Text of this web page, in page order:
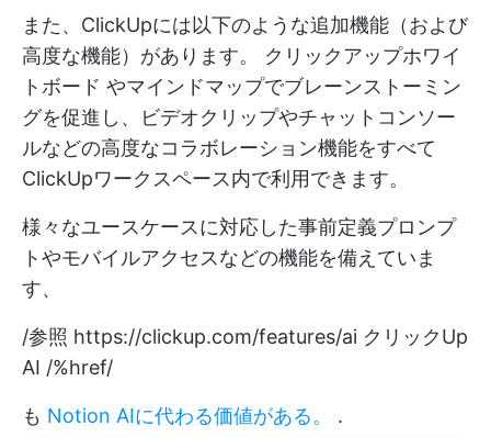
また、ClickUpには以下のような追加機能（および
高度な機能）があります。 クリックアップホワイ
トボード やマインドマップでブレーンストーミン
グを促進し、ビデオクリップやチャットコンソー
ルなどの高度なコラボレーション機能をすべて
ClickUpワークスペース内で利用できます。
様々なユースケースに対応した事前定義プロンプ
トやモバイルアクセスなどの機能を備えていま
す、
/参照 https://clickup.com/features/ai クリックUp
AI /%href/
も Notion AIに代わる価値がある。 .